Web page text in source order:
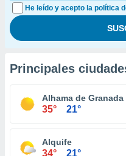
He leído y acepto la política
Principales
Alhama de Granada
35° 21°
Alquife
34° 21°